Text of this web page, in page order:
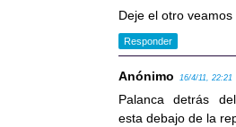
Deje el otro
Responder
Anónimo 16/4/11, 22:21
Palanca detrás
esta debajo de la